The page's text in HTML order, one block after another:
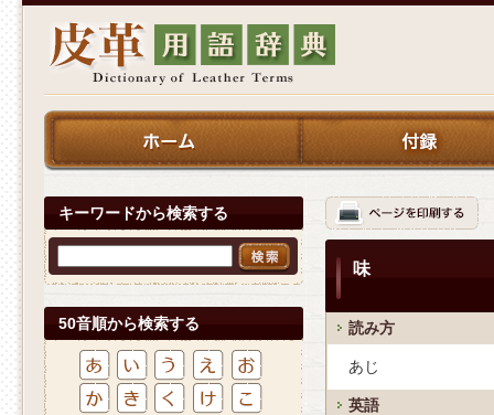
キーワードから検索する
50音順から検索する
味
読み方
あじ
英語